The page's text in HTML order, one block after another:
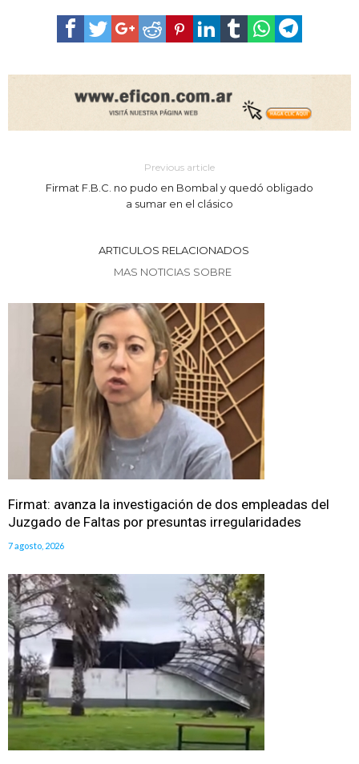
Previous article
Firmat F.B.C. no pudo en Bombal y quedó obligado
a sumar en el clásico
ARTICULOS RELACIONADOS
MAS NOTICIAS SOBRE
Firmat: avanza la investigación de dos empleadas del
Juzgado de Faltas por presuntas irregularidades
7 agosto, 2026